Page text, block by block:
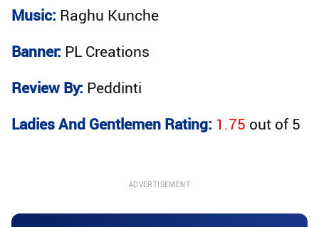
Music: Raghu Kunche
Banner: PL Creations
Review By: Peddinti
Ladies And Gentlemen Rating: 1.75 out of5
ADVERTISEMENT